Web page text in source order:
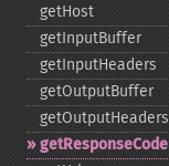
getHost
getInputBuffer
getInputHeaders
getOutputBuffer
getOutputHeaders
getResponseCode